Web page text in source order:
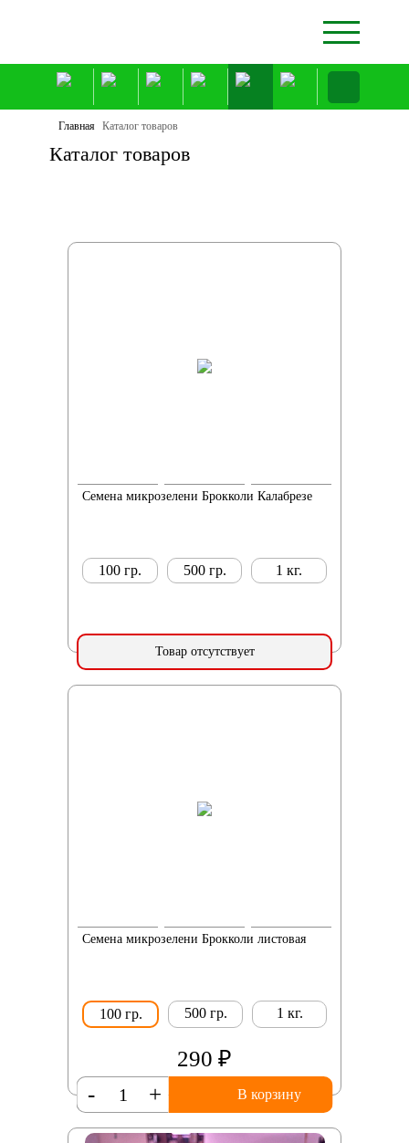
Главная Каталог товаров
Каталог товаров
Семена микрозелени Брокколи Калабрезе
100 гр. 500 гр. 1 кг.
Товар отсутствует
Семена микрозелени Брокколи листовая
100 гр. 500 гр. 1 кг.
290 ₽
+
- В корзину